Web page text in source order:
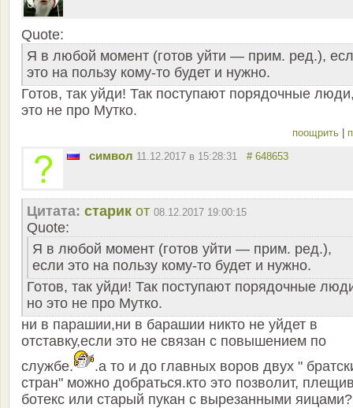
Quote:
Я в любой момент (готов уйти — прим. ред.),
это на пользу кому-то будет и нужно.
Готов, так уйди! Так поступают порядочные
это не про Мутко.
поощрить |
символ 11.12.2017 в 15:28:31 # 648653
Цитата: старик от 08.12.2017 19:00:15
Quote:
Я в любой момент (готов уйти — прим. ред.),
если это на пользу кому-то будет и нужно.
Готов, так уйди! Так поступают порядочные
но это не про Мутко.
ни в парашии,ни в барашии никто не уйдет в
отставку,если это не связан с повышением по
службе.
.а то и до главных воров двух "
стран" можно добраться.кто это позволит,
ботекс или старый пукан с вырезанными яицами?